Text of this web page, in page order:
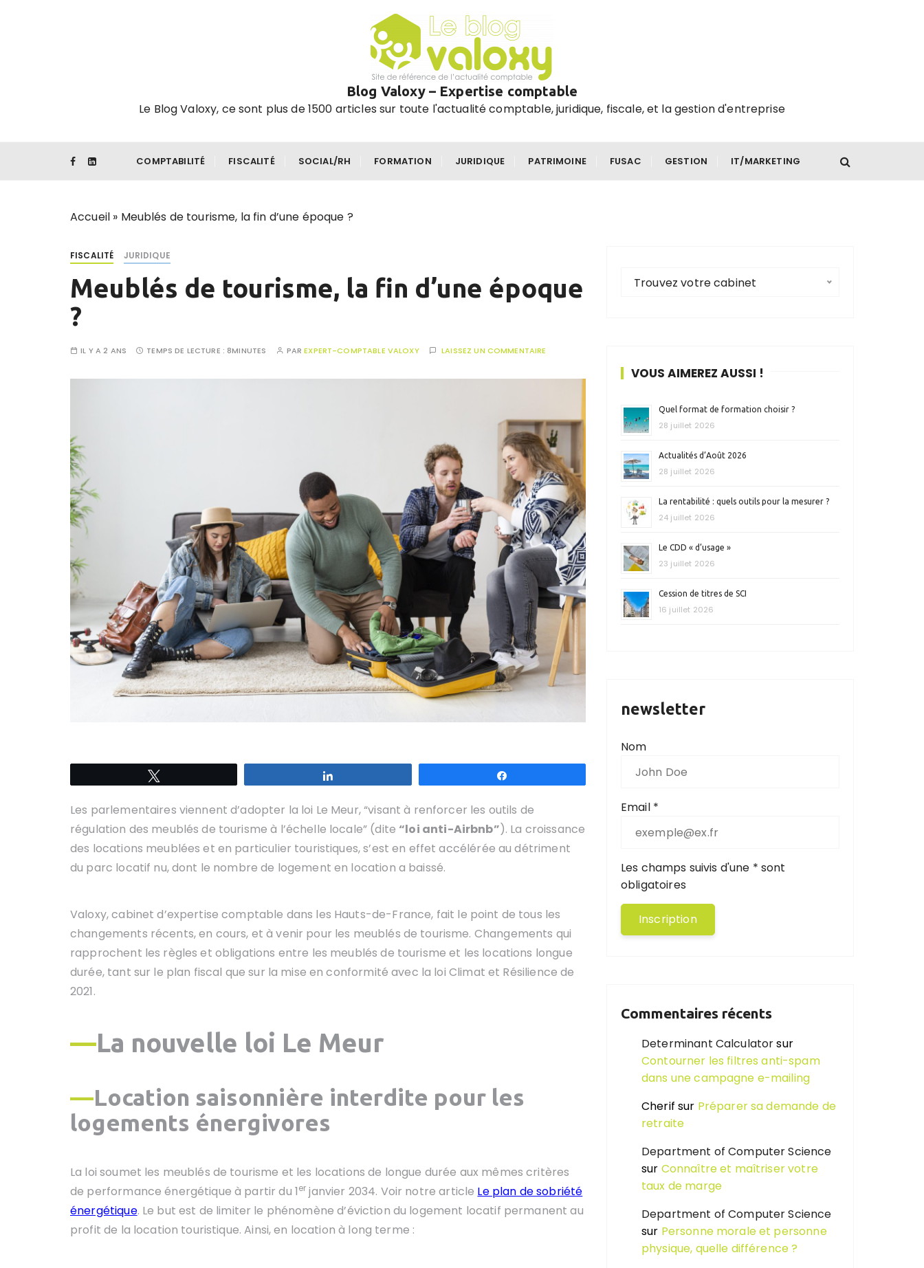
Blog Valoxy – Expertise comptable
Le Blog Valoxy, ce sont plus de 1500 articles sur toute l'actualité comptable, juridique, fiscale, et la gestion d'entreprise
COMPTABILITÉ FISCALITÉ SOCIAL/RH FORMATION JURIDIQUE PATRIMOINE FUSAC GESTION IT/MARKETING
Accueil » Meublés de tourisme, la fin d’une époque ?
FISCALITÉ JURIDIQUE
Meublés de tourisme, la fin d’une époque
?
IL Y A 2 ANS TEMPS DE LECTURE :8MINUTES PAREXPERT-COMPTABLE VALOXY LAISSEZ UN COMMENTAIRE
Les parlementaires viennent d’adopter la loi Le Meur, “visant à renforcer les outils de
régulation des meublés de tourisme à l’échelle locale” (dite “loi anti-Airbnb”). La croissance
des locations meublées et en particulier touristiques, s’est en effet accélérée au détriment
du parc locatif nu, dont le nombre de logement en location a baissé.
Valoxy, cabinet d’expertise comptable dans les Hauts-de-France, fait le point de tous les
changements récents, en cours, et à venir pour les meublés de tourisme. Changements qui
rapprochent les règles et obligations entre les meublés de tourisme et les locations longue
durée, tant sur le plan fiscal que sur la mise en conformité avec la loi Climat et Résilience de
2021.
—La nouvelle loi Le Meur
—Location saisonnière interdite pour les
logements énergivores
La loi soumet les meublés de tourisme et les locations de longue durée aux mêmes critères
de performance énergétique à partir du 1er janvier 2034. Voir notre article Le plan de sobriété
énergétique. Le but est de limiter le phénomène d’éviction du logement locatif permanent au
profit de la location touristique. Ainsi, en location à long terme :
Trouvez votre cabinet
VOUS AIMEREZ AUSSI !
Quel format de formation choisir ?
28 juillet 2026
Actualités d’Août 2026
28 juillet 2026
La rentabilité : quels outils pour la mesurer ?
24 juillet 2026
Le CDD « d’usage »
23 juillet 2026
Cession de titres de SCI
16 juillet 2026
newsletter
Nom
Email *
Les champs suivis d'une * sont
obligatoires
Commentaires récents
Determinant Calculatorsur
Contourner les filtres anti-spam
dans une campagne e-mailing
Cherif sur Préparer sa demande de
retraite
Department of Computer Science
sur Connaître et maîtriser votre
taux de marge
Department of Computer Science
sur Personne morale et personne
physique, quelle différence ?